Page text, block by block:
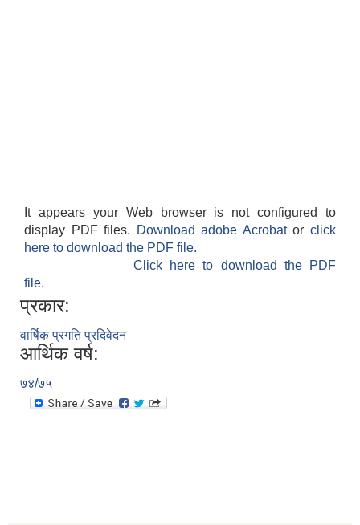
It appears your Web browser is not configured to
display PDF files.
Download adobe Acrobatorclick
here to download the PDF file.
Click here to download the PDF
file.
प्रकार:
वार्षिक प्रगति प्रदिवेदन
आर्थिक वर्ष:
७४/७५